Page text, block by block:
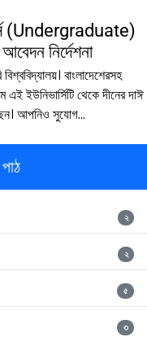
(Undergraduate)
নির্দেশনা
বাংলাদেশেরসহ
এই ইউনিভার্সিটি থেকে দীনের দাঈ
আপনিও সুযোগ…
২
২
৫
৩